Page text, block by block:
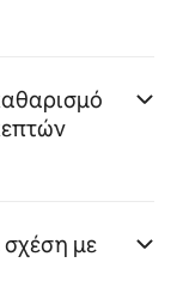
σχέση με